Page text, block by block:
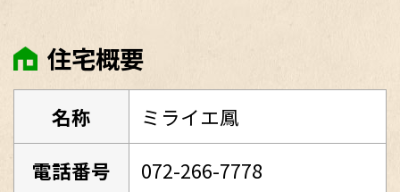
住宅概要
名称
ミライエ鳳
電話番号
072-266-7778